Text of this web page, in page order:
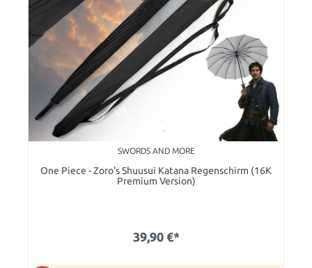
SWORDS AND MORE
One Piece - Zoro's Shuusui Katana Regenschirm (16K
Premium Version)
39,90 €*